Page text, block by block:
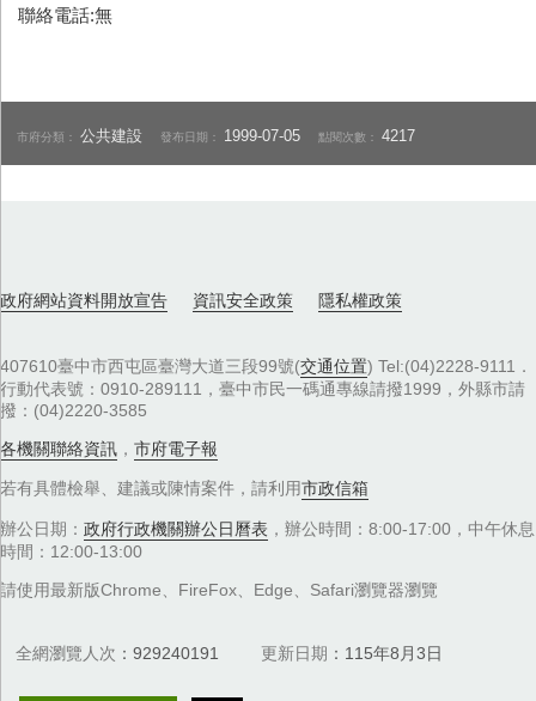
聯絡電話:無
市府分類：公共建設 發布日期： 1999-07-05 點閱次數：4217
政府網站資料開放宣告 資訊安全政策 隱私權政策
407610臺中市西屯區臺灣大道三段99號(交通位置) Tel:(04)2228-9111．
行動代表號：0910-289111，臺中市民一碼通專線請撥1999，外縣市請
撥：(04)2220-3585
各機關聯絡資訊 ， 市府電子報
若有具體檢舉、建議或陳情案件，請利用市政信箱
辦公日期： 政府行政機關辦公日曆表 ，辦公時間：8:00-17:00，中午休息
時間：12:00-13:00
請使用最新版Chrome、FireFox、Edge、Safari瀏覽器瀏覽
全網瀏覽人次 929240191 更新日期 115年8月3日